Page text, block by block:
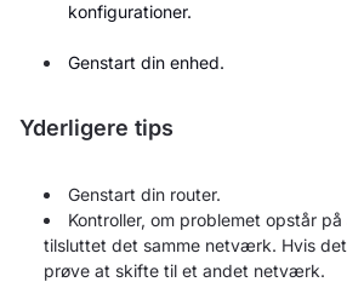
konfigurationer.
Genstart din enhed.
Yderligere tips
Genstart din router.
Kontroller, om problemet opstår
tilsluttet det samme netværk. Hvis
prøve at skifte til et andet netværk.